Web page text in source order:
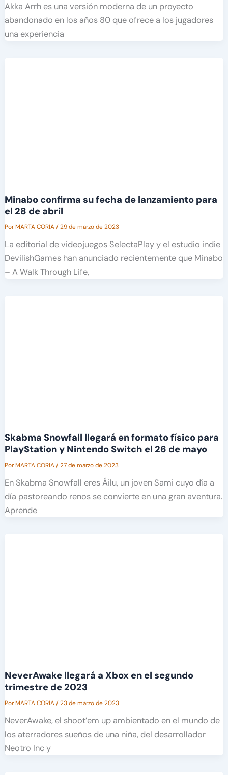
Akka Arrh es una versión moderna de un proyecto
abandonado en los años 80 que ofrece a los jugadores
una experiencia
Minabo confirma su fecha de lanzamiento para
el 28 de abril
PorMARTA CORIA/29 de marzo de 2023
La editorial de videojuegos SelectaPlay y el estudio indie
DevilishGames han anunciado recientemente que Minabo
– A Walk Through Life,
Skabma Snowfall llegará en formato físico para
PlayStation y Nintendo Switch el 26 de mayo
PorMARTA CORIA/27 de marzo de 2023
En Skabma Snowfall eres Áilu, un joven Sami cuyo día a
día pastoreando renos se convierte en una gran aventura.
Aprende
NeverAwake llegará a Xbox en el segundo
trimestre de 2023
PorMARTA CORIA/23 de marzo de 2023
NeverAwake, el shoot’em up ambientado en el mundo de
los aterradores sueños de una niña, del desarrollador
Neotro Inc y